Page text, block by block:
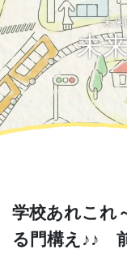
未来
未
学校あれこれ
る門構え♪♪